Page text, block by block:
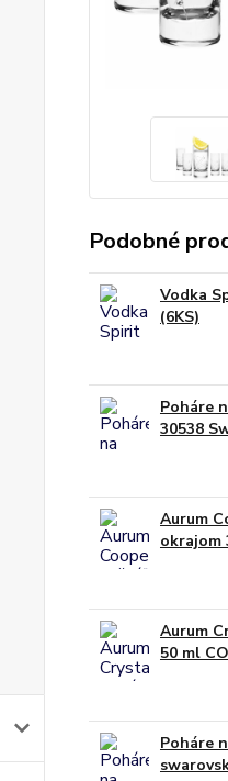
Podobné
Vodka
(6KS)
Poháre
30538
Aurum
okrajom
Aurum
50 ml
Poháre